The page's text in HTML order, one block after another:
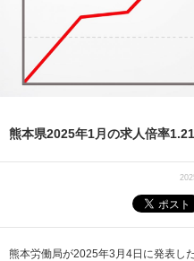
熊本県2025年1月の求人倍率
熊本労働局が2025年3月4日に発表し